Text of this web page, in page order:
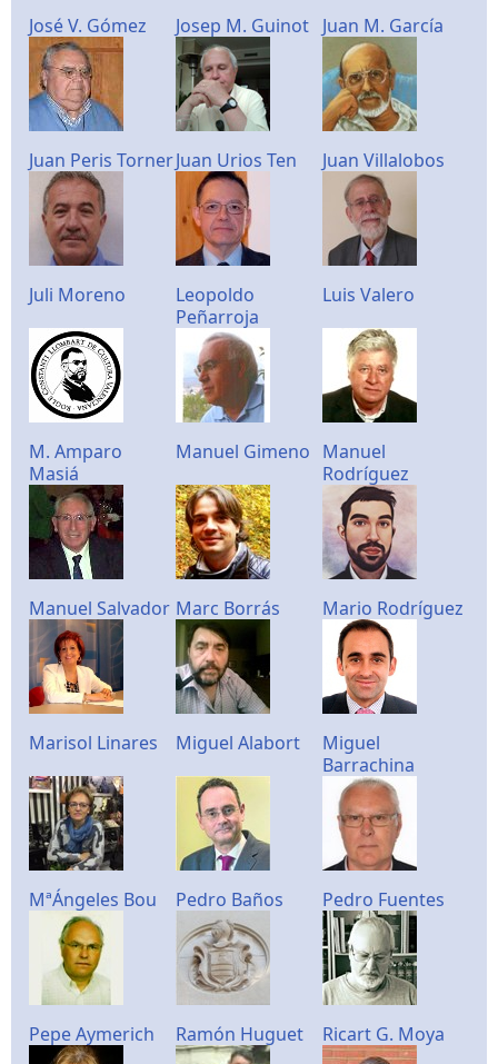
José V. Gómez Josep M. Guinot Juan M. García
Juan Peris TornerJuan Urios Ten Juan Villalobos
Juli Moreno
Leopoldo
Peñarroja
Luis Valero
M. Amparo
Masiá
Manuel Gimeno Manuel
Rodríguez
Manuel Salvador Marc Borrás Mario Rodríguez
Marisol Linares Miguel Alabort
Miguel
Barrachina
MªÁngeles Bou Pedro Baños Pedro Fuentes
Pepe Aymerich Ramón Huguet Ricart G. Moya